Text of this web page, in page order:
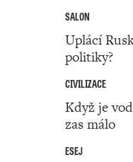
SALON
Uplácí
politiky?
CIVILIZACE
Když je
zas málo
ESEJ